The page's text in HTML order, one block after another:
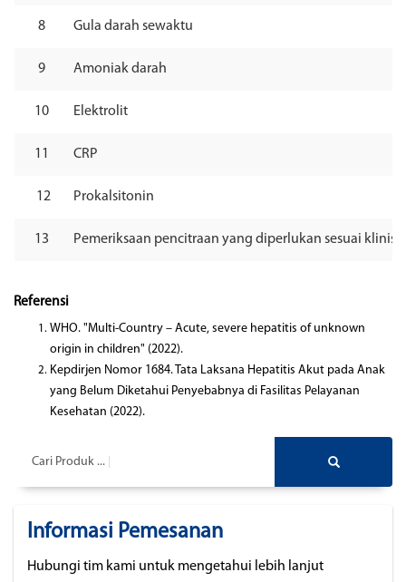
8 Gula darah sewaktu
9 Amoniak darah
10 Elektrolit
11 CRP
12 Prokalsitonin
13 Pemeriksaan pencitraan yang diperlukan sesuai klinis
Referensi
WHO. "Multi-Country – Acute, severe hepatitis of unknown
origin in children" (2022).
Kepdirjen Nomor 1684. Tata Laksana Hepatitis Akut pada Anak
yang Belum Diketahui Penyebabnya di Fasilitas Pelayanan
Kesehatan (2022).
Cari Produk ...
Informasi Pemesanan
Hubungi tim kami untuk mengetahui lebih lanjut